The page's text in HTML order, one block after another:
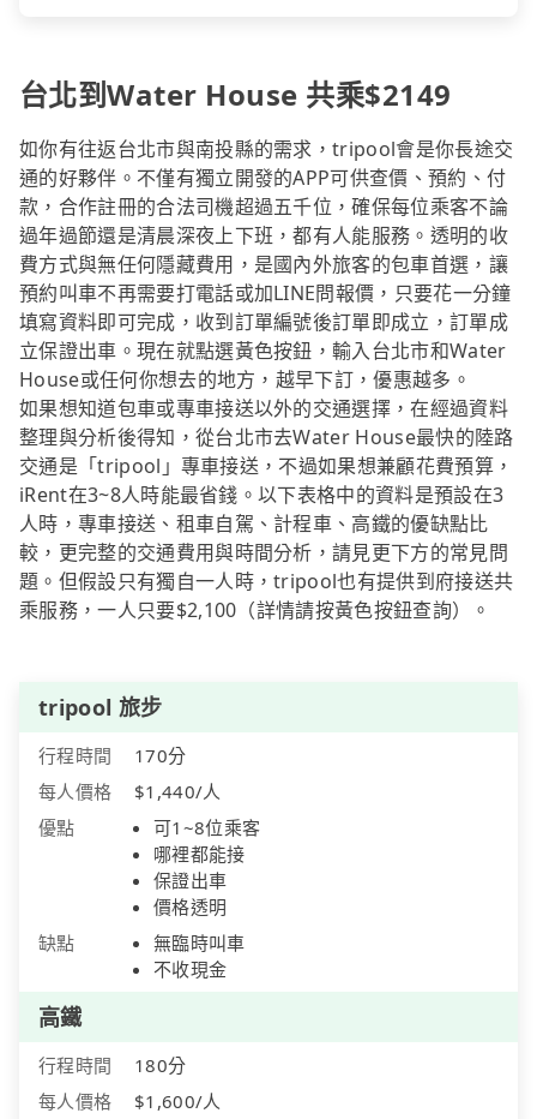
台北到Water House 共乘$2149
如你有往返台北市與南投縣的需求，tripool會是你長途交
通的好夥伴。不僅有獨立開發的APP可供查價、預約、付
款，合作註冊的合法司機超過五千位，確保每位乘客不論
過年過節還是清晨深夜上下班，都有人能服務。透明的收
費方式與無任何隱藏費用，是國內外旅客的包車首選，讓
預約叫車不再需要打電話或加LINE問報價，只要花一分鐘
填寫資料即可完成，收到訂單編號後訂單即成立，訂單成
立保證出車。現在就點選黃色按鈕，輸入台北市和Water
House或任何你想去的地方，越早下訂，優惠越多。
如果想知道包車或專車接送以外的交通選擇，在經過資料
整理與分析後得知，從台北市去Water House最快的陸路
交通是「tripool」專車接送，不過如果想兼顧花費預算，
iRent在3~8人時能最省錢。以下表格中的資料是預設在3
人時，專車接送、租車自駕、計程車、高鐵的優缺點比
較，更完整的交通費用與時間分析，請見更下方的常見問
題。但假設只有獨自一人時，tripool也有提供到府接送共
乘服務，一人只要$2,100（詳情請按黃色按鈕查詢）。
tripool 旅步
行程時間
170分
每人價格
$1,440/人
優點
可1~8位乘客
哪裡都能接
保證出車
價格透明
缺點
無臨時叫車
不收現金
高鐵
行程時間
180分
每人價格
$1,600/人